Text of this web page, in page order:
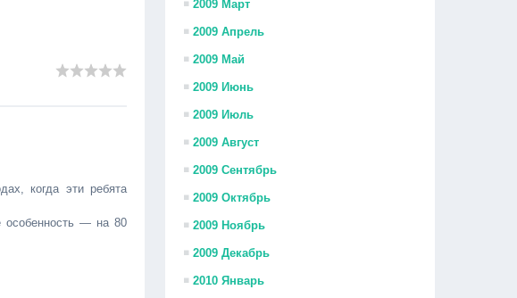
когда эти ребята
особенность — на 80
2009 Март
2009 Апрель
2009 Май
2009 Июнь
2009 Июль
2009 Август
2009 Сентябрь
2009 Октябрь
2009 Ноябрь
2009 Декабрь
2010 Январь